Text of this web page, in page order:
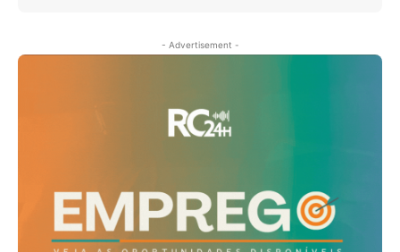
- Advertisement -